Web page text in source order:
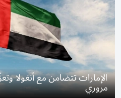
الإمارات تتضامن مع أنغولا
مروري